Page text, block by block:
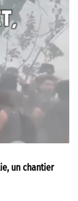
un chantier